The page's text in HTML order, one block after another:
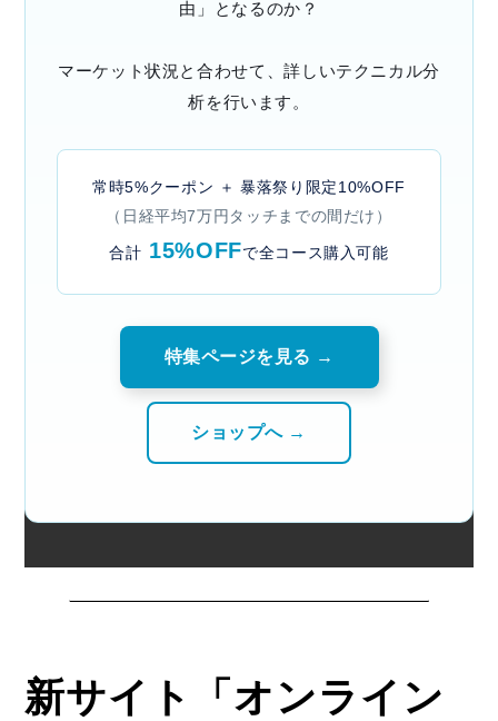
由」となるのか？
マーケット状況と合わせて、詳しいテクニカル分
析を行います。
常時5%クーポン ＋ 暴落祭り限定10%OFF
（日経平均7万円タッチまでの間だけ）
合計 15%OFFで全コース購入可能
特集ページを見る →
ショップへ →
新サイト「オンライン